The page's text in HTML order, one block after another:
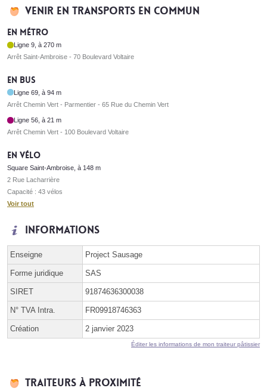
Venir en transports en commun
En métro
Ligne 9, à 270 m
Arrêt Saint-Ambroise - 70 Boulevard Voltaire
En bus
Ligne 69, à 94 m
Arrêt Chemin Vert - Parmentier - 65 Rue du Chemin Vert
Ligne 56, à 21 m
Arrêt Chemin Vert - 100 Boulevard Voltaire
En vélo
Square Saint-Ambroise, à 148 m
2 Rue Lacharrière
Capacité : 43 vélos
Voir tout
Informations
Enseigne Project Sausage
Forme juridique SAS
SIRET 91874636300038
N° TVA Intra. FR09918746363
Création 2 janvier 2023
Éditer les informations de mon traiteur pâtissier
Traiteurs à proximité